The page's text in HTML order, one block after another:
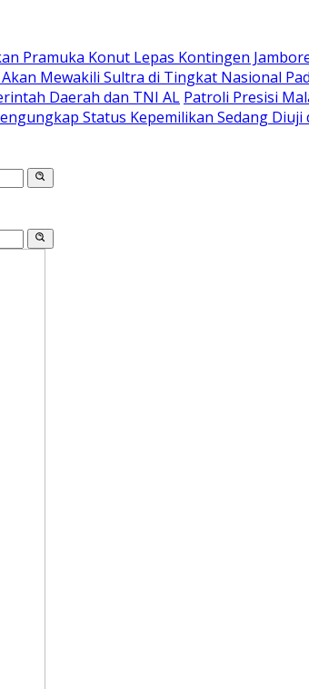
Pramuka Konut Lepas Kontingen
Mewakili Sultra di Tingkat Nasional
Daerah dan TNI AL Patroli Presisi
Status Kepemilikan Sedang